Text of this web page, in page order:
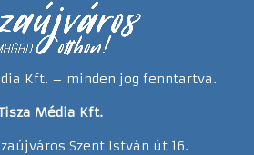
Kft. – minden jog fenntartva.
Média Kft.
Szent István út 16.